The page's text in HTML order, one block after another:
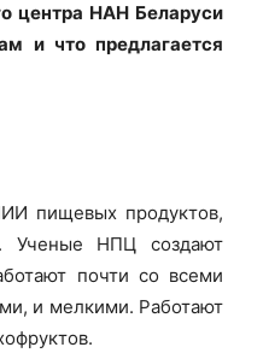
центра НАН Беларуси
и что предлагается
пищевых продуктов,
Ученые НПЦ создают
почти со всеми
и мелкими. Работают